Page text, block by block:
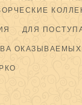
ДЛЯ
ОКАЗЫВАЕМЫХ